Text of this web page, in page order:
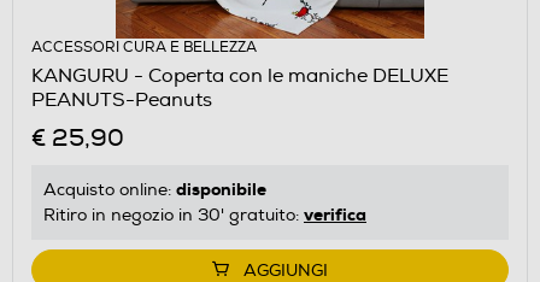
ACCESSORI CURA E BELLEZZA
KANGURU - Coperta con le maniche DELUXE
PEANUTS-Peanuts
€ 25,90
Acquisto online: disponibile
Ritiro in negozio in 30' gratuito: verifica
AGGIUNGI